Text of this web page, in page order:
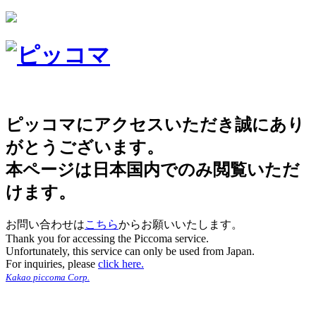
ピッコマにアクセスいただき誠にあり
がとうございます。
本ページは日本国内でのみ閲覧いただ
けます。
お問い合わせはこちらからお願いいたします。
Thank you for accessing the Piccoma service.
Unfortunately, this service can only be used from Japan.
For inquiries, please click here.
Kakao piccoma Corp.